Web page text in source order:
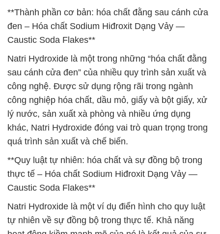
**Thành phần cơ bản: hóa chất đằng sau cánh cửa
đen – Hóa chất Sodium Hiđroxit Dạng Vảy —
Caustic Soda Flakes**
Natri Hydroxide là một trong những “hóa chất đằng
sau cánh cửa đen” của nhiều quy trình sản xuất và
công nghệ. Được sử dụng rộng rãi trong ngành
công nghiệp hóa chất, dầu mỏ, giấy và bột giấy, xử
lý nước, sản xuất xà phòng và nhiều ứng dụng
khác, Natri Hydroxide đóng vai trò quan trọng trong
quá trình sản xuất và chế biến.
**Quy luật tự nhiên: hóa chất và sự đồng bộ trong
thực tế – Hóa chất Sodium Hiđroxit Dạng Vảy —
Caustic Soda Flakes**
Natri Hydroxide là một ví dụ điển hình cho quy luật
tự nhiên về sự đồng bộ trong thực tế. Khả năng